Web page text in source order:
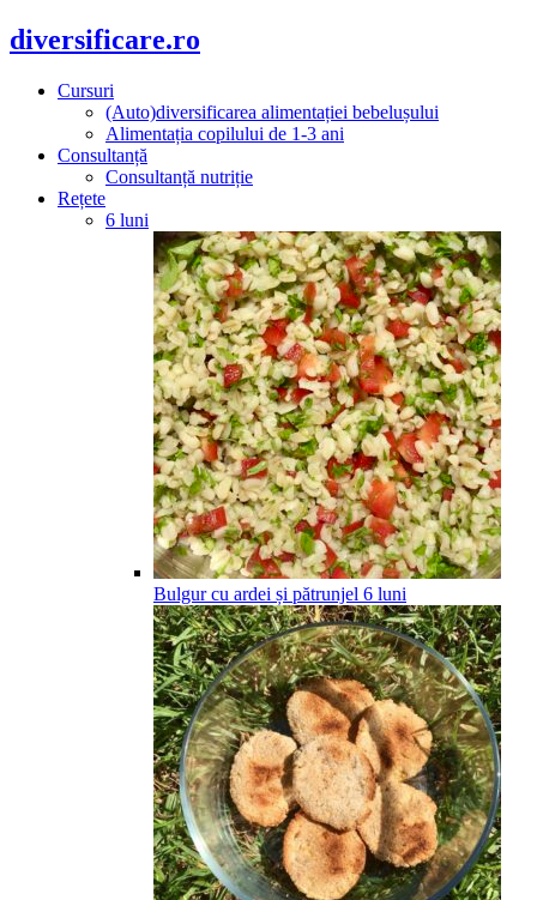
diversificare.ro
Cursuri
(Auto)diversificarea alimentației bebelușului
Alimentația copilului de 1-3 ani
Consultanță
Consultanță nutriție
Rețete
6 luni
Bulgur cu ardei și pătrunjel 6 luni